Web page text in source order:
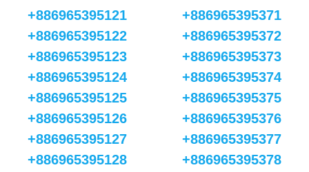
+886965395121
+886965395122
+886965395123
+886965395124
+886965395125
+886965395126
+886965395127
+886965395128
+886965395371
+886965395372
+886965395373
+886965395374
+886965395375
+886965395376
+886965395377
+886965395378